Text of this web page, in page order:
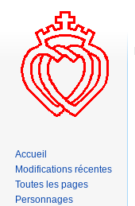
Accueil
Modifications récentes
Toutes les pages
Personnages